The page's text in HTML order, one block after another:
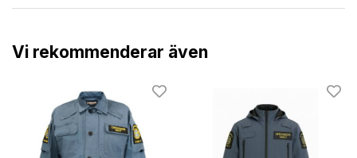
Vi rekommenderar även